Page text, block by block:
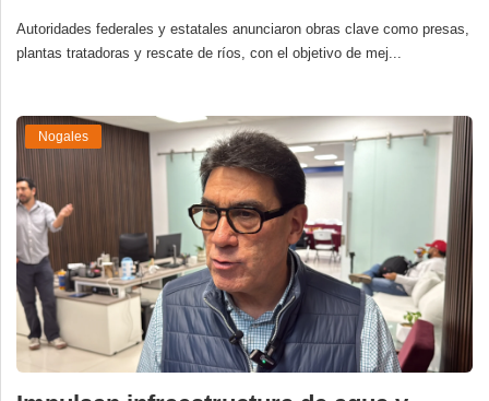
Autoridades federales y estatales anunciaron obras clave como presas,
plantas tratadoras y rescate de ríos, con el objetivo de mej...
Nogales